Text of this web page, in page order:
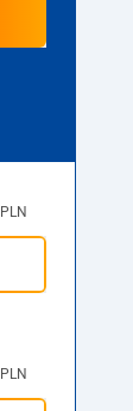
PLN
PLN